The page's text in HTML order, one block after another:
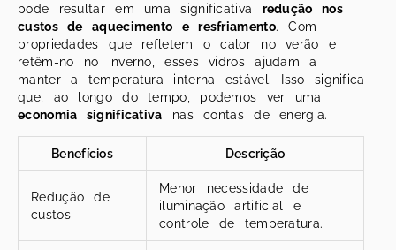
pode resultar em uma significativa redução nos
custos de aquecimento e resfriamento. Com
propriedades que refletem o calor no verão e
retêm-no no inverno, esses vidros ajudam a
manter a temperatura interna estável. Isso significa
que, ao longo do tempo, podemos ver uma
economia significativa nas contas de energia.
Benefícios Descrição
Redução de
custos
Menor necessidade de
iluminação artificial e
controle de temperatura.